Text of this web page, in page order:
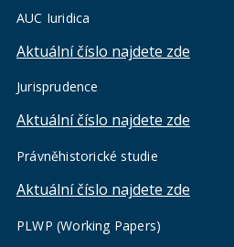
AUC Iuridica
Aktuální číslo najdete zde
Jurisprudence
Aktuální číslo najdete zde
Právněhistorické studie
Aktuální číslo najdete zde
PLWP (Working Papers)